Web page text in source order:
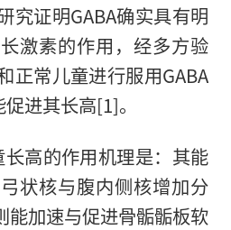
究证明GABA确实具有明
激素的作用，经多方验
正常儿童进行服用GABA
进其长高[1]。
长高的作用机理是：其能
状核与腹内侧核增加分
能加速与促进骨骺骺板软